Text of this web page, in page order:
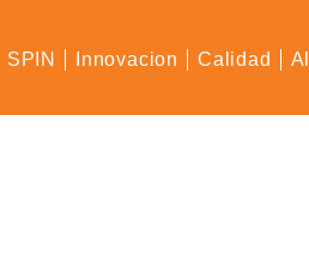
SPIN Innovacion Calidad